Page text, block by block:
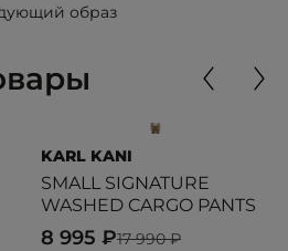
образ
KARL KANI
SMALL SIGNATURE
WASHED CARGO PANTS
17 990 ₽
8 995 ₽